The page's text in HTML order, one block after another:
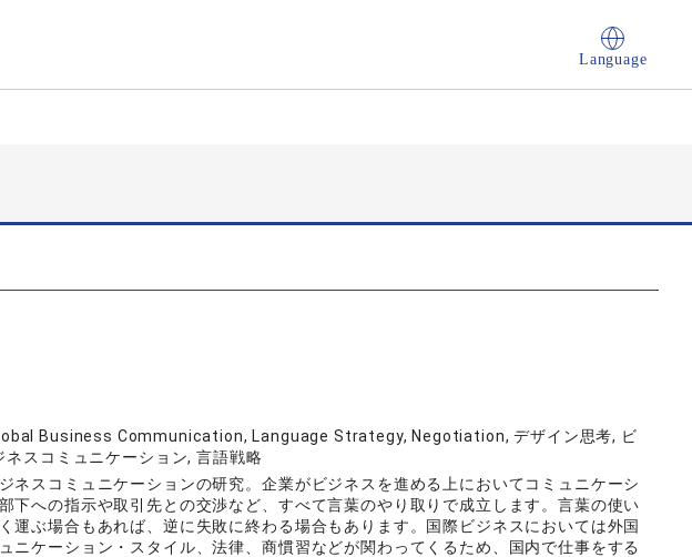
Language
Business Communication, Language Strategy, Negotiation, デザイン思考, ビ
ネスコミュニケーション, 言語戦略
ネスコミュニケーションの研究。企業がビジネスを進める上においてコミュニケーシ
下への指示や取引先との交渉など、すべて言葉のやり取りで成立します。言葉の使い
運ぶ場合もあれば、逆に失敗に終わる場合もあります。国際ビジネスにおいては外国
ニケーション・スタイル、法律、商慣習などが関わってくるため、国内で仕事をする